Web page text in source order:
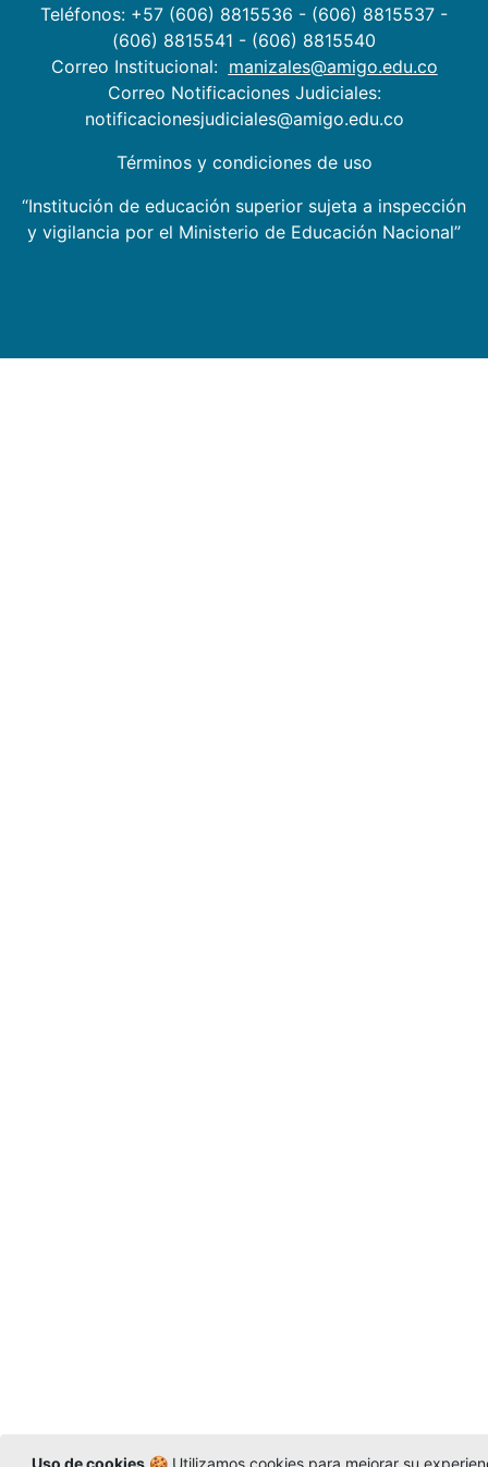
Teléfonos: +57 (606) 8815536 - (606) 8815537 -
(606) 8815541 - (606) 8815540
Correo Institucional: manizales@amigo.edu.co
Correo Notificaciones Judiciales:
notificacionesjudiciales@amigo.edu.co
Términos y condiciones de uso
“Institución de educación superior sujeta a inspección
y vigilancia por el Ministerio de Educación Nacional”
Uso de cookies🍪 Utilizamos cookies para mejorar su